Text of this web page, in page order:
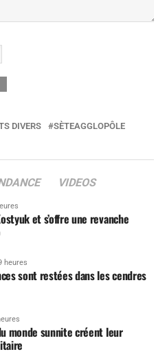
DIVERS
SÈTEAGGLOPÔLE
VIDEOS
et s’offre une revanche
heures
sont restées dans les cendres
monde sunnite créent leur